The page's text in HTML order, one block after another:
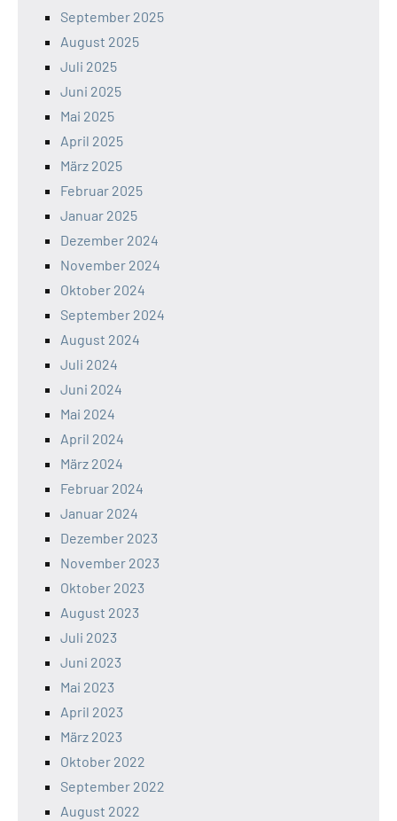
September 2025
August 2025
Juli 2025
Juni 2025
Mai 2025
April 2025
März 2025
Februar 2025
Januar 2025
Dezember 2024
November 2024
Oktober 2024
September 2024
August 2024
Juli 2024
Juni 2024
Mai 2024
April 2024
März 2024
Februar 2024
Januar 2024
Dezember 2023
November 2023
Oktober 2023
August 2023
Juli 2023
Juni 2023
Mai 2023
April 2023
März 2023
Oktober 2022
September 2022
August 2022